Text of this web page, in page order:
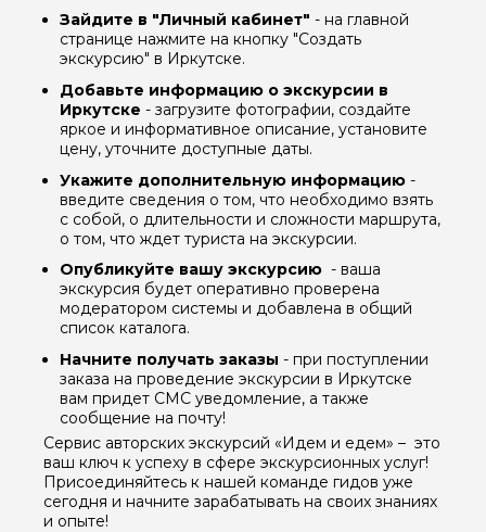
Зайдите в "Личный кабинет" - на главной
странице нажмите на кнопку "Создать
экскурсию" в Иркутске.
Добавьте информацию о экскурсии в
Иркутске - загрузите фотографии, создайте
яркое и информативное описание, установите
цену, уточните доступные даты.
Укажите дополнительную информацию -
введите сведения о том, что необходимо взять
с собой, о длительности и сложности маршрута,
о том, что ждет туриста на экскурсии.
Опубликуйте вашу экскурсию - ваша
экскурсия будет оперативно проверена
модератором системы и добавлена в общий
список каталога.
Начните получать заказы - при поступлении
заказа на проведение экскурсии в Иркутске
вам придет СМС уведомление, а также
сообщение на почту!
Сервис авторских экскурсий «Идем и едем» – это
ваш ключ к успеху в сфере экскурсионных услуг!
Присоединяйтесь к нашей команде гидов уже
сегодня и начните зарабатывать на своих знаниях
и опыте!